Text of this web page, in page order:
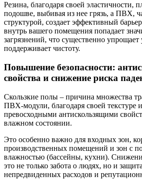
Резина, благодаря своей эластичности,
подошве, выбивая из нее грязь, а ПВХ,
структурой, создает эффективный
внутрь вашего помещения попадает
загрязнений, что существенно упрощает
поддерживает чистоту.
Повышение безопасности:
свойства и снижение риска
Скользкие полы – причина множества
ПВХ-модули, благодаря своей текстуре
превосходными антискользящими
влажном состоянии.
Это особенно важно для входных зон,
производственных помещений и зон с
влажностью (бассейны, кухни).
это не только забота о людях, но и
непредвиденных расходов и